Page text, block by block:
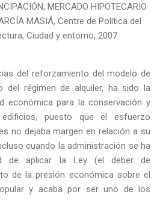
MERCADO HIPOTECARIO
MASIÁ, Centre de Política del
Ciudad y entorno, 2007.
del reforzamiento del modelo de
del régimen de alquiler, ha sido la
económica para la conservación y
puesto que el esfuerzo
no dejaba margen en relación a su
cuando la administración se ha
de aplicar la Ley (el deber de
de la presión económica sobre el
y acaba por ser uno de los